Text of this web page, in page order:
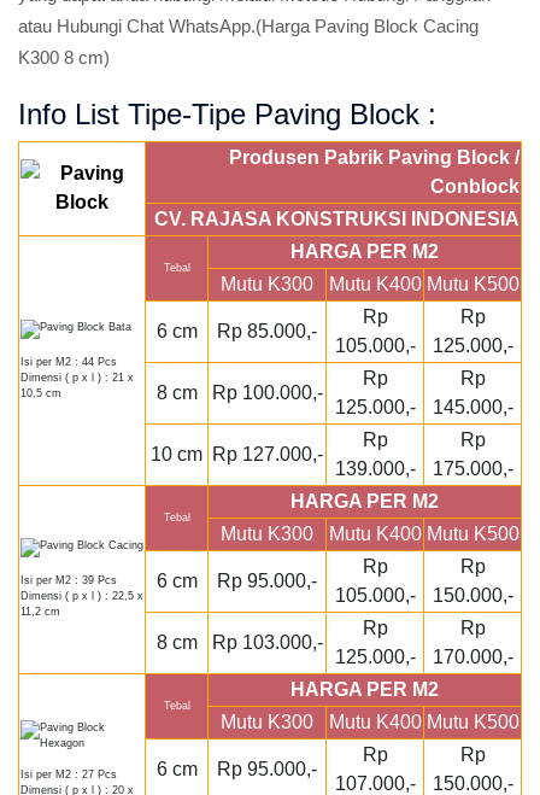
atau Hubungi Chat WhatsApp.(Harga Paving Block Cacing
K300 8 cm)
Info List Tipe-Tipe Paving Block :
Produsen Pabrik Paving Block /
Conblock
CV. RAJASA KONSTRUKSI INDONESIA
Isi per M2 : 44 Pcs
Dimensi ( p x l ) : 21 x
10,5 cm
Tebal
HARGA PER M2
Mutu K300
Mutu K400 Mutu K500
6 cm Rp 85.000,-
Rp
105.000,-
Rp
125.000,-
8 cm Rp 100.000,-
Rp
125.000,-
Rp
145.000,-
10 cm Rp 127.000,-
Rp
139.000,-
Rp
175.000,-
Isi per M2 : 39 Pcs
Dimensi ( p x l ) : 22,5 x
11,2 cm
Tebal
HARGA PER M2
Mutu K300
Mutu K400 Mutu K500
6 cm Rp 95.000,-
Rp
105.000,-
Rp
150.000,-
8 cm Rp 103.000,-
Rp
125.000,-
Rp
170.000,-
Isi per M2 : 27 Pcs
Dimensi ( p x l ) : 20 x
Tebal
HARGA PER M2
Mutu K300
Mutu K400 Mutu K500
6 cm Rp 95.000,-
Rp
107.000,-
Rp
150.000,-